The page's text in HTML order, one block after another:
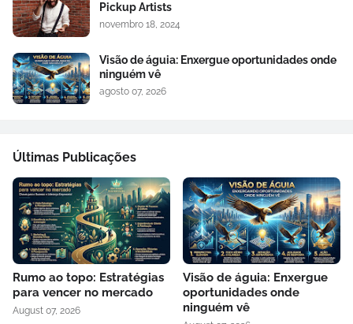
Pickup Artists
novembro 18, 2024
Visão de águia: Enxergue oportunidades onde
ninguém vê
agosto 07, 2026
Últimas Publicações
Rumo ao topo: Estratégias
para vencer no mercado
August 07, 2026
Visão de águia: Enxergue
oportunidades onde
ninguém vê